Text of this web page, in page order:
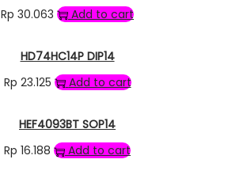
Rp 30.063 Add to cart
HD74HC14P DIP14
Rp 23.125 Add to cart
HEF4093BT SOP14
Rp 16.188 Add to cart